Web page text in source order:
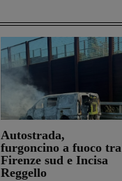
Autostrada,
furgoncino a fuoco tra
Firenze sud e Incisa
Reggello